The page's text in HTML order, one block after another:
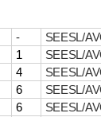
- SEESL/
1 SEESL/
4 SEESL/
6 SEESL/
6 SEESL/